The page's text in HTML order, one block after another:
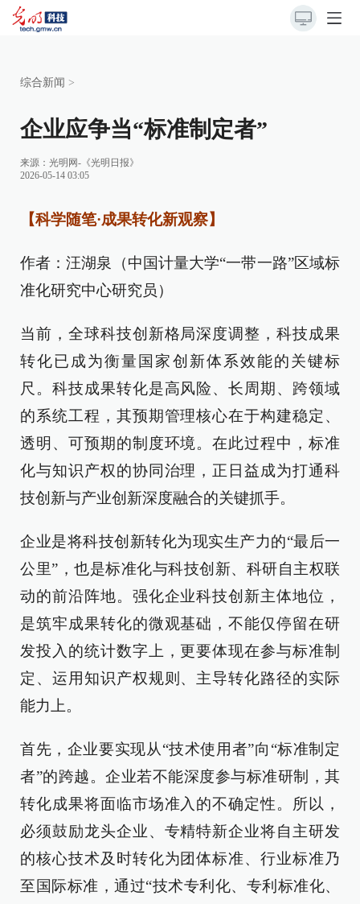
综合新闻 >
企业应争当“标准制定者”
来源： 光明网-《光明日报》
2026-05-14 03:05
【科学随笔·成果转化新观察】
作者：汪湖泉（中国计量大学“一带一路”区域标
准化研究中心研究员）
当前，全球科技创新格局深度调整，科技成果
转化已成为衡量国家创新体系效能的关键标
尺。科技成果转化是高风险、长周期、跨领域
的系统工程，其预期管理核心在于构建稳定、
透明、可预期的制度环境。在此过程中，标准
化与知识产权的协同治理，正日益成为打通科
技创新与产业创新深度融合的关键抓手。
企业是将科技创新转化为现实生产力的“最后一
公里”，也是标准化与科技创新、科研自主权联
动的前沿阵地。强化企业科技创新主体地位，
是筑牢成果转化的微观基础，不能仅停留在研
发投入的统计数字上，更要体现在参与标准制
定、运用知识产权规则、主导转化路径的实际
能力上。
首先，企业要实现从“技术使用者”向“标准制定
者”的跨越。企业若不能深度参与标准研制，其
转化成果将面临市场准入的不确定性。所以，
必须鼓励龙头企业、专精特新企业将自主研发
的核心技术及时转化为团体标准、行业标准乃
至国际标准，通过“技术专利化、专利标准化、